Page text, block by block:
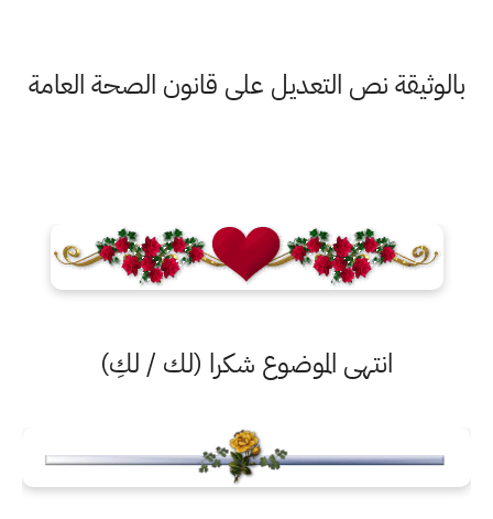
بالوثيقة نص التعديل على قانون الصحة العامة
انتهى الموضوع شكرا (لك / لكِ)